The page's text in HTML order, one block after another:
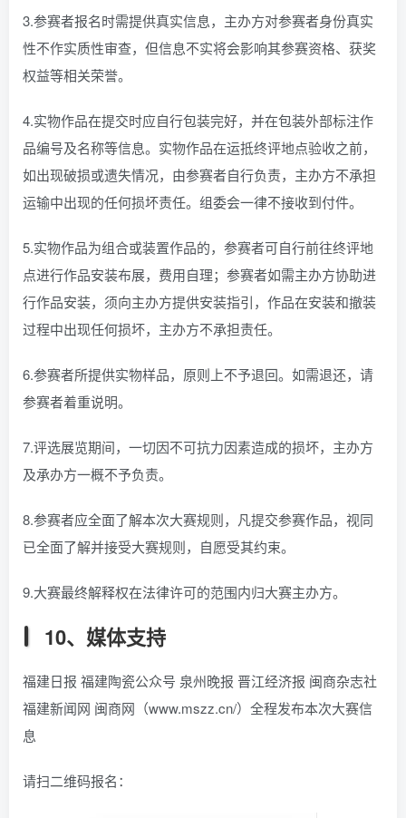
3.参赛者报名时需提供真实信息，主办方对参赛者身份真实
性不作实质性审查，但信息不实将会影响其参赛资格、获奖
权益等相关荣誉。
4.实物作品在提交时应自行包装完好，并在包装外部标注作
品编号及名称等信息。实物作品在运抵终评地点验收之前，
如出现破损或遗失情况，由参赛者自行负责，主办方不承担
运输中出现的任何损坏责任。组委会一律不接收到付件。
5.实物作品为组合或装置作品的，参赛者可自行前往终评地
点进行作品安装布展，费用自理；参赛者如需主办方协助进
行作品安装，须向主办方提供安装指引，作品在安装和撤装
过程中出现任何损坏，主办方不承担责任。
6.参赛者所提供实物样品，原则上不予退回。如需退还，请
参赛者着重说明。
7.评选展览期间，一切因不可抗力因素造成的损坏，主办方
及承办方一概不予负责。
8.参赛者应全面了解本次大赛规则，凡提交参赛作品，视同
已全面了解并接受大赛规则，自愿受其约束。
9.大赛最终解释权在法律许可的范围内归大赛主办方。
10、媒体支持
福建日报 福建陶瓷公众号 泉州晚报 晋江经济报 闽商杂志社
福建新闻网 闽商网（www.mszz.cn/）全程发布本次大赛信
息
请扫二维码报名：